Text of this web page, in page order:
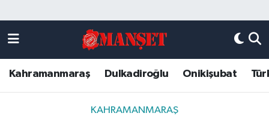
Kahramanmaraş Dulkadiroğlu Onikişubat
KAHRAMANMARAŞ
DULKADİROĞLU
KAHRAMANMARAŞ
Kahramanmaraş Nöbetçi Eczaneler
Kahramanmaraş Hava Durumu
Kahramanmaraş Trafik Yoğunluk Haritası